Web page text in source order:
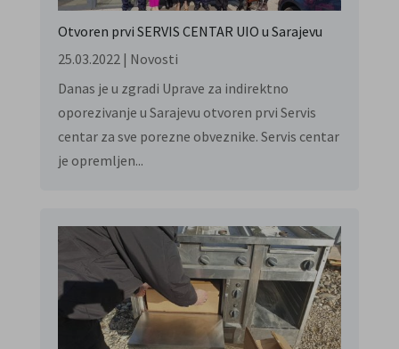
Otvoren prvi SERVIS CENTAR UIO u Sarajevu
25.03.2022| Novosti
Danas je u zgradi Uprave za indirektno
oporezivanje u Sarajevu otvoren prvi Servis
centar za sve porezne obveznike. Servis centar
je opremljen...